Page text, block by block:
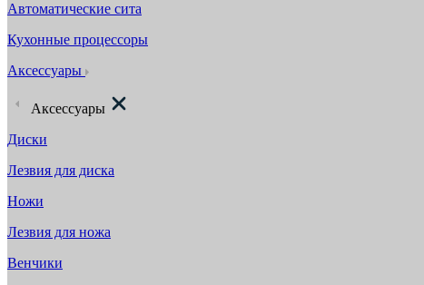
Автоматические сита
Кухонные процессоры
Аксессуары
Аксессуары
Диски
Лезвия для диска
Ножи
Лезвия для ножа
Венчики